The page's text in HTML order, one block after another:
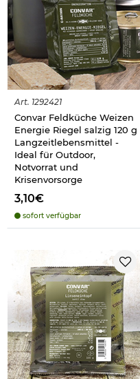
Art. 1292421
Convar Feldküche Weizen
Energie Riegel salzig 120 g
Langzeitlebensmittel -
Ideal für Outdoor,
Notvorrat und
Krisenvorsorge
3,10€
sofort verfügbar